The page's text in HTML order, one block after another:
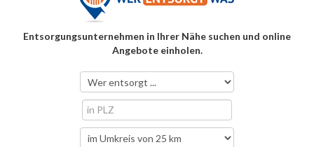
Über uns
Entsorgungsunternehmen in Ihrer Nähe suchen und online
Angebote einholen.